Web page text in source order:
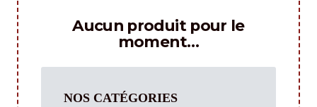
Aucun produit pour le
moment…
NOS CATÉGORIES